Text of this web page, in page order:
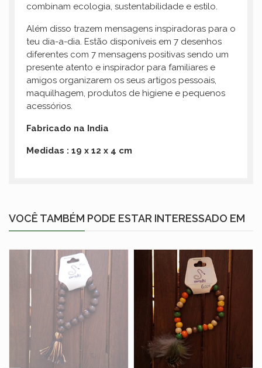
combinam ecologia, sustentabilidade e estilo.
Além disso trazem mensagens inspiradoras para o
teu dia-a-dia. Estão disponíveis em 7 desenhos
diferentes com 7 mensagens positivas sendo um
presente atento e inspirador para familiares e
amigos organizarem os seus artigos pessoais,
maquilhagem, produtos de higiene e pequenos
acessórios.
Fabricado na India
Medidas : 19 x 12 x 4 cm
VOCÊ TAMBÉM PODE ESTAR INTERESSADO EM